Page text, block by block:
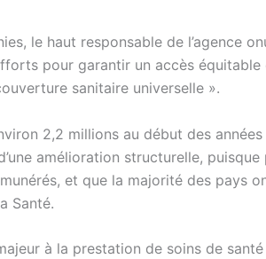
le haut responsable de l’agence
pour garantir un accès équitable
sanitaire universelle ».
2,2 millions au début des
amélioration structurelle, puisque
et que la majorité des pays
Santé.
à la prestation de soins de santé